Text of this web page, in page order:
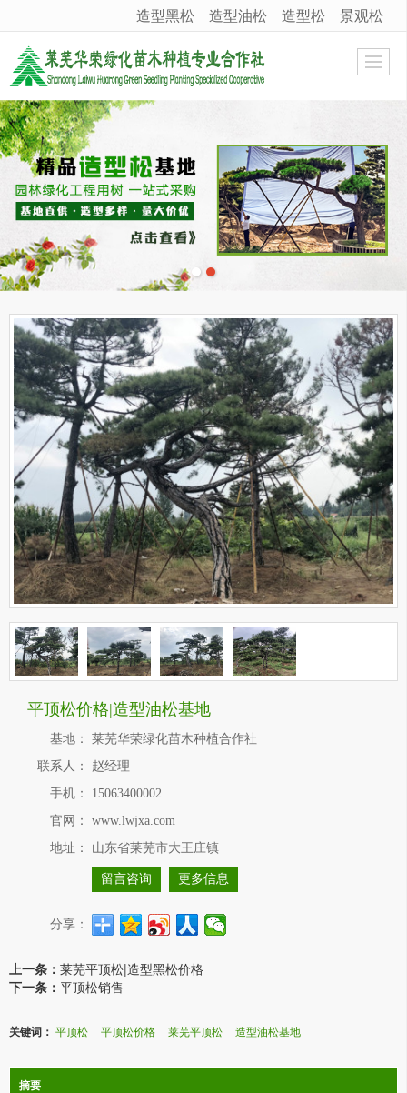
很遗憾，因您的浏览器版本过低导致无法获得最佳浏览体验，推荐下载安装谷歌浏览器！
造型黑松 造型油松 造型松 景观松
平顶松价格|造型油松基地
基地：
莱芜华荣绿化苗木种植合作社
联系人：
赵经理
手机：
15063400002
官网：
www.lwjxa.com
地址：
山东省莱芜市大王庄镇
留言咨询 更多信息
分享：
上一条： 莱芜平顶松|造型黑松价格
下一条： 平顶松销售
关键词： 平顶松 平顶松价格 莱芜平顶松 造型油松基地
摘要